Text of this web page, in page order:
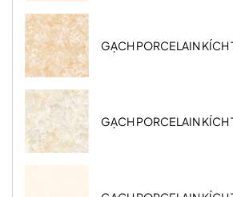
GẠCH PORCELAIN
GẠCH PORCELAIN